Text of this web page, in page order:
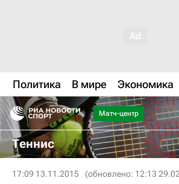
Политика В мире Экономика
Матч-центр
Теннис
17:09 13.11.2015 (обновлено: 12:13